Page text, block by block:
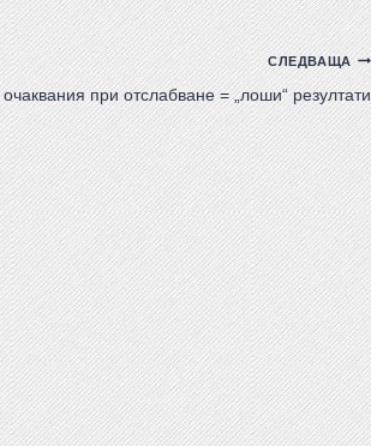
СЛЕДВАЩА
при отслабване = „лоши“ резултати